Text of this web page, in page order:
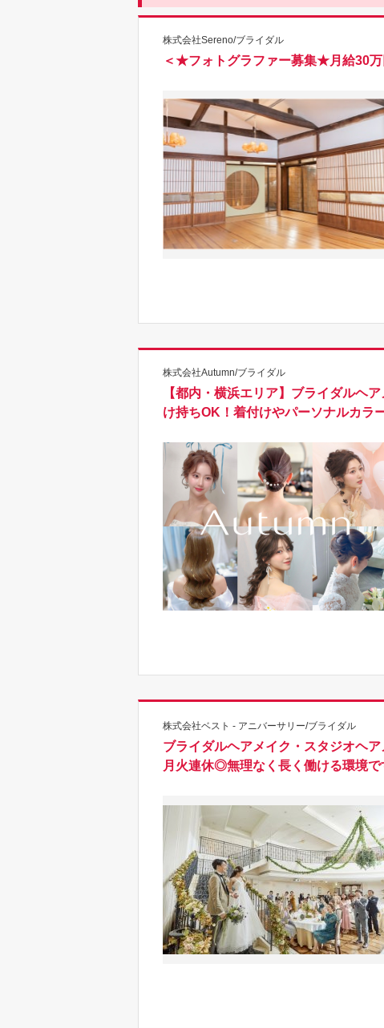
株式会社Sereno/ブライダル
＜★フォトグラファー募集★月給30万
株式会社Autumn/ブライダル
【都内・横浜エリア】ブライダルヘ
け持ちOK！着付けやパーソナルカラ
株式会社ベスト - アニバーサリー/ブライダル
ブライダルヘアメイク・スタジオヘ
月火連休◎無理なく長く働ける環境で